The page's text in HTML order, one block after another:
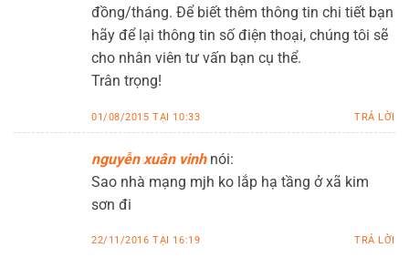
đồng/tháng. Để biết thêm thông tin chi tiết bạn
hãy để lại thông tin số điện thoại, chúng tôi sẽ
cho nhân viên tư vấn bạn cụ thể.
Trân trọng!
01/08/2015 TẠI 10:33 TRẢ LỜI
nguyễn xuân vinh nói:
Sao nhà mạng mjh ko lắp hạ tầng ở xã kim
sơn đi
22/11/2016 TẠI 16:19 TRẢ LỜI